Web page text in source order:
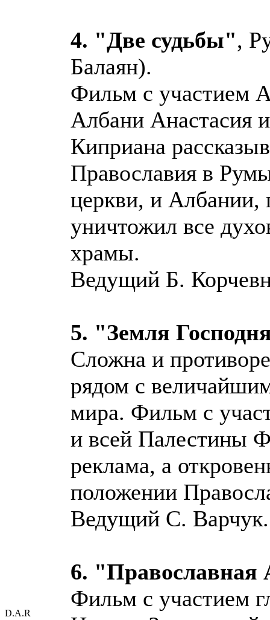
D.A.R
4. "Две судьбы",
Балаян).
Фильм с участием
Албани Анастасия
Киприана
Православия в
церкви, и Албании,
уничтожил все
храмы.
Ведущий Б.
5. "Земля
Сложна и
рядом с
мира. Фильм с
и всей Палестины
реклама, а
положении
Ведущий С. Варчук.
6. "Православная
Фильм с участием